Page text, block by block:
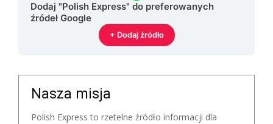
Dodaj "Polish Express" do preferowanych
źródeł Google
+ Dodaj źródło
Nasza misja
Polish Express to rzetelne źródło informacji dla